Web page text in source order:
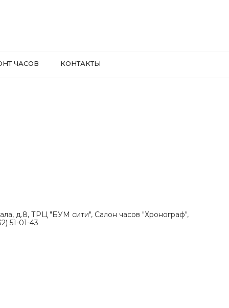
ЧАСОВ КОНТАКТЫ
д.8, ТРЦ "БУМ сити", Салон часов "Хронограф",
51-01-43